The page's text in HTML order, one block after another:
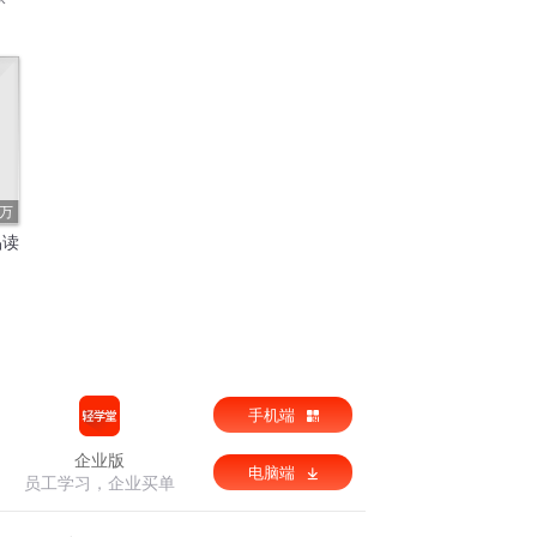
企业版
员工学习，企业买单
手机端
电脑端